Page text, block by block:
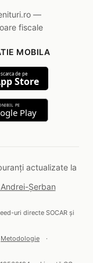
—
fiscale
MOBILA
de pe
Store
PE
Play
actualizate la
Șerban
feed-uri directe SOCAR și
Metodologie ·